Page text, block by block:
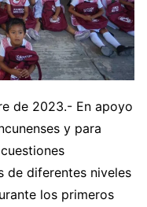
de 2023.- En apoyo
y para
de diferentes niveles
los primeros